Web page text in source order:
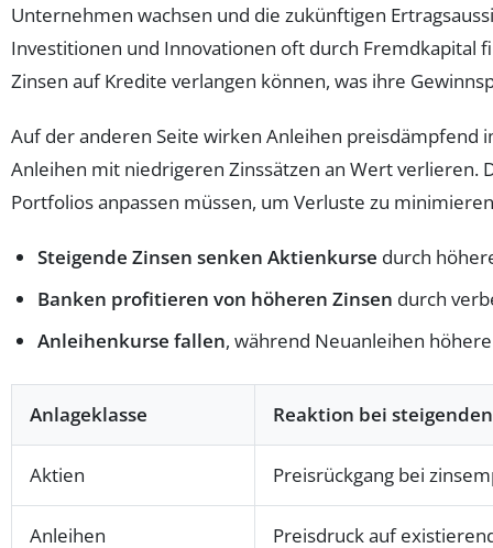
Unternehmen wachsen und die zukünftigen
Investitionen und Innovationen oft durch Fremdkapital
Zinsen auf Kredite verlangen können, was ihre
Auf der anderen Seite wirken Anleihen
Anleihen mit niedrigeren Zinssätzen an Wert verlieren.
Portfolios anpassen müssen, um Verluste zu
Steigende Zinsen senken Aktienkurse durch
Banken profitieren von höheren Zinsen durch
Anleihenkurse fallen, während Neuanleihen
Anlageklasse Reaktion bei
Aktien Preisrückgang bei
Anleihen Preisdruck auf